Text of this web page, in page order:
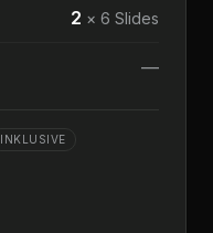
2 × 6 Slides
—
INKLUSIVE